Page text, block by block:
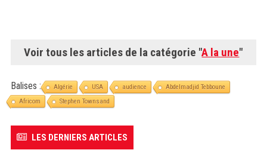
Voir tous les articles de la catégorie "A la une"
Balises : Algérie USA audience
Abdelmadjid Tebboune
Africom
Stephen Townsand
LES DERNIERS ARTICLES